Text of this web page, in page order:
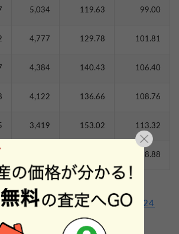
5,034 119.63 99.00
4,777 129.78 101.81
4,384 140.43 106.40
4,122 136.66 108.76
3,419 153.02 113.32
118.88
見た首都圏の不動産流通市場（2024